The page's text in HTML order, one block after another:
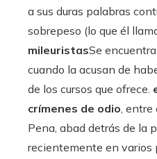
a sus duras palabras
sobrepeso (lo que él
mileuristasSe
cuando la acusan de
de los cursos que ofrece.
crímenes de odio, entre
Pena, abad detrás de la
recientemente en varios